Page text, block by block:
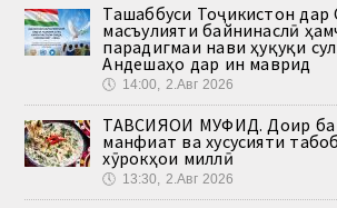
Ташаббуси Тоҷикистон
масъулияти байнинаслӣ
парадигмаи нави ҳуқуқи
Андешаҳо дар ин маврид
🕔 14:00, 2.Авг 2026
ТАВСИЯҲОИ МУФИД. Доир ба
манфиат ва хусусияти
хӯрокҳои миллӣ
🕔 13:30, 2.Авг 2026